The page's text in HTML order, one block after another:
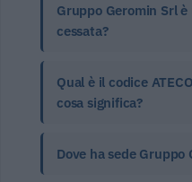
Gruppo Geromin Srl
cessata?
Qual è il codice
cosa significa?
Dove ha sede Gruppo